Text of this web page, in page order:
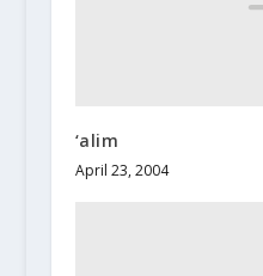
‘alim
April 23, 2004